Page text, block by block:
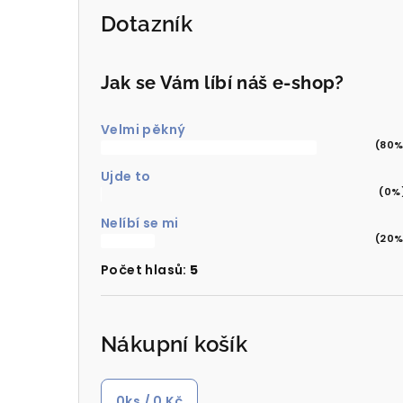
Dotazník
Jak se Vám líbí náš e-shop?
Velmi pěkný
Ujde to
Nelíbí se mi
Počet hlasů: 5
Nákupní košík